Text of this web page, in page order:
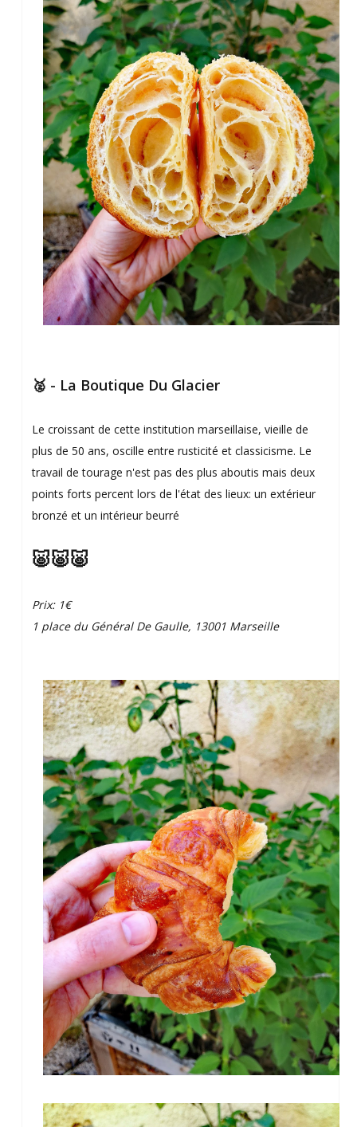
🥈 - La Boutique Du Glacier
Le croissant de cette institution marseillaise, vieille de
plus de 50 ans, oscille entre rusticité et classicisme. Le
travail de tourage n'est pas des plus aboutis mais deux
points forts percent lors de l'état des lieux: un extérieur
bronzé et un intérieur beurré
🐷🐷🐷
Prix: 1€
1 place du Général De Gaulle, 13001 Marseille